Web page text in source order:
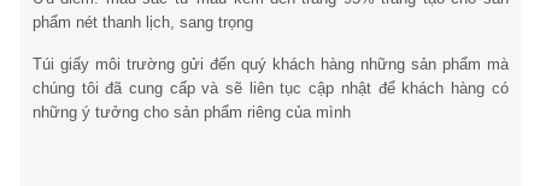
phẩm nét thanh lịch, sang trọng
Túi giấy môi trường gửi đến quý khách hàng những sản phẩm mà
chúng tôi đã cung cấp và sẽ liên tục cập nhật để khách hàng có
những ý tưởng cho sản phẩm riêng của mình